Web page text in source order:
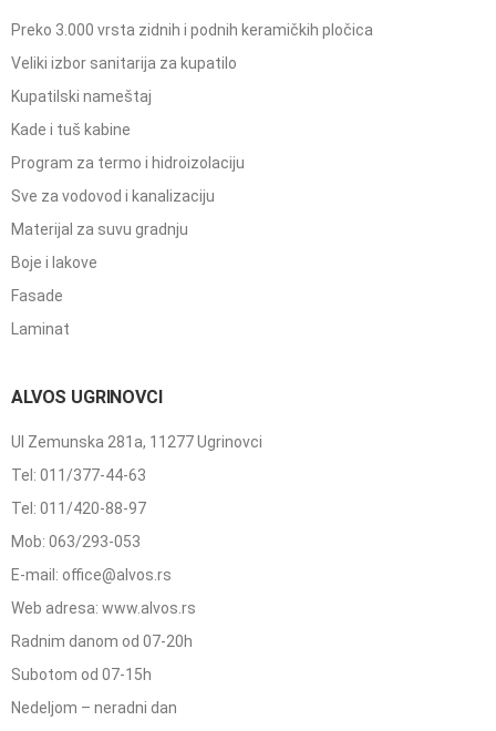
Preko 3.000 vrsta zidnih i podnih keramičkih pločica
Veliki izbor sanitarija za kupatilo
Kupatilski nameštaj
Kade i tuš kabine
Program za termo i hidroizolaciju
Sve za vodovod i kanalizaciju
Materijal za suvu gradnju
Boje i lakove
Fasade
Laminat
ALVOS UGRINOVCI
Ul Zemunska 281a, 11277 Ugrinovci
Tel: 011/377-44-63
Tel: 011/420-88-97
Mob: 063/293-053
E-mail: office@alvos.rs
Web adresa: www.alvos.rs
Radnim danom od 07-20h
Subotom od 07-15h
Nedeljom – neradni dan